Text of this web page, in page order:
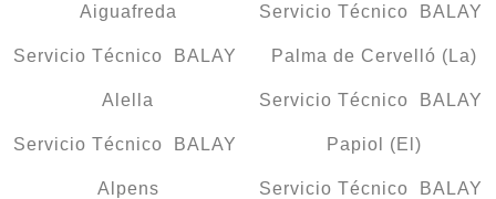
Aiguafreda
Servicio Técnico BALAY
Alella
Servicio Técnico BALAY
Alpens
Servicio Técnico BALAY
Palma de Cervelló (La)
Servicio Técnico BALAY
Papiol (El)
Servicio Técnico BALAY